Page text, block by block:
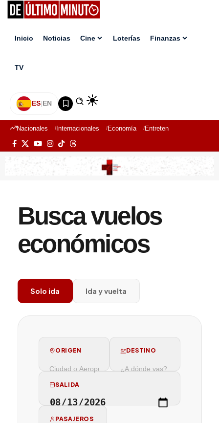
Inicio Noticias Cine Loterías Finanzas
TV
ES|EN
Nacionales Internacionales Economía Entretenimiento
Busca vuelos
económicos
Solo ida Ida y vuelta
ORIGEN DESTINO
SALIDA
PASAJEROS